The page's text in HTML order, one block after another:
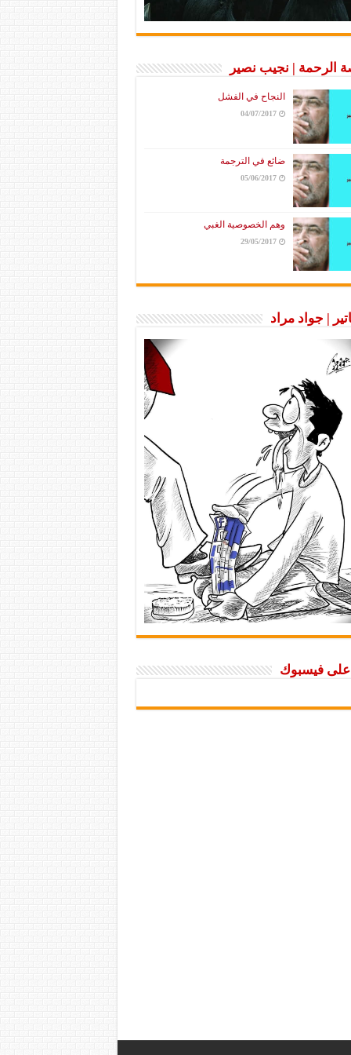
الرحمة | نجيب نصير
النجاح في الفشل
04/07/2017
ضائع في الترجمة
05/06/2017
وهم الخصوصية الغبي
29/05/2017
| جواد مراد
على فيسبوك